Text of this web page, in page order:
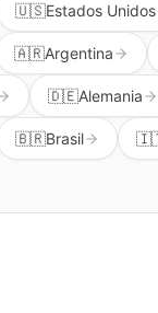
🇺🇸Estados Unidos
🇦🇷Argentina
🇩🇪Alemania
🇧🇷Brasil